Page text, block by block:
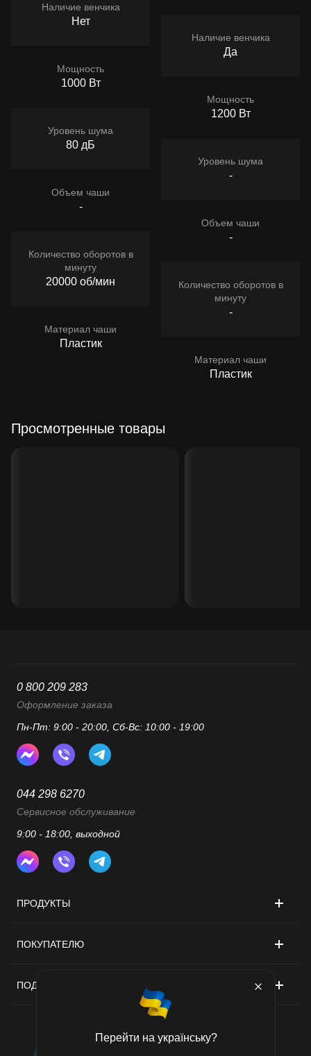
Перейти на українську?
Наличие венчика
Нет
Мощность
1000 Вт
Уровень шума
80 дБ
Объем чаши
-
Количество оборотов в
минуту
20000 об/мин
Материал чаши
Пластик
Наличие венчика
Да
Мощность
1200 Вт
Уровень шума
-
Объем чаши
-
Количество оборотов в
минуту
-
Материал чаши
Пластик
Просмотренные товары
ПРОДУКТЫ
ПОКУПАТЕЛЮ
ПОДДЕРЖКА
0 800 209 283
Оформление заказа
Пн-Пт: 9:00 - 20:00, Сб-Вс: 10:00 - 19:00
044 298 6270
Сервисное обслуживание
9:00 - 18:00, выходной